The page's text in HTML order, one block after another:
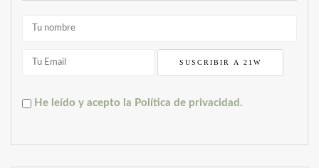
He leído y acepto la Política de privacidad.